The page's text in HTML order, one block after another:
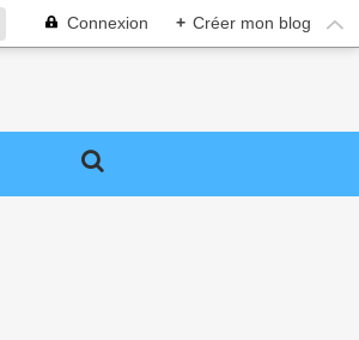
Connexion + Créer mon blog